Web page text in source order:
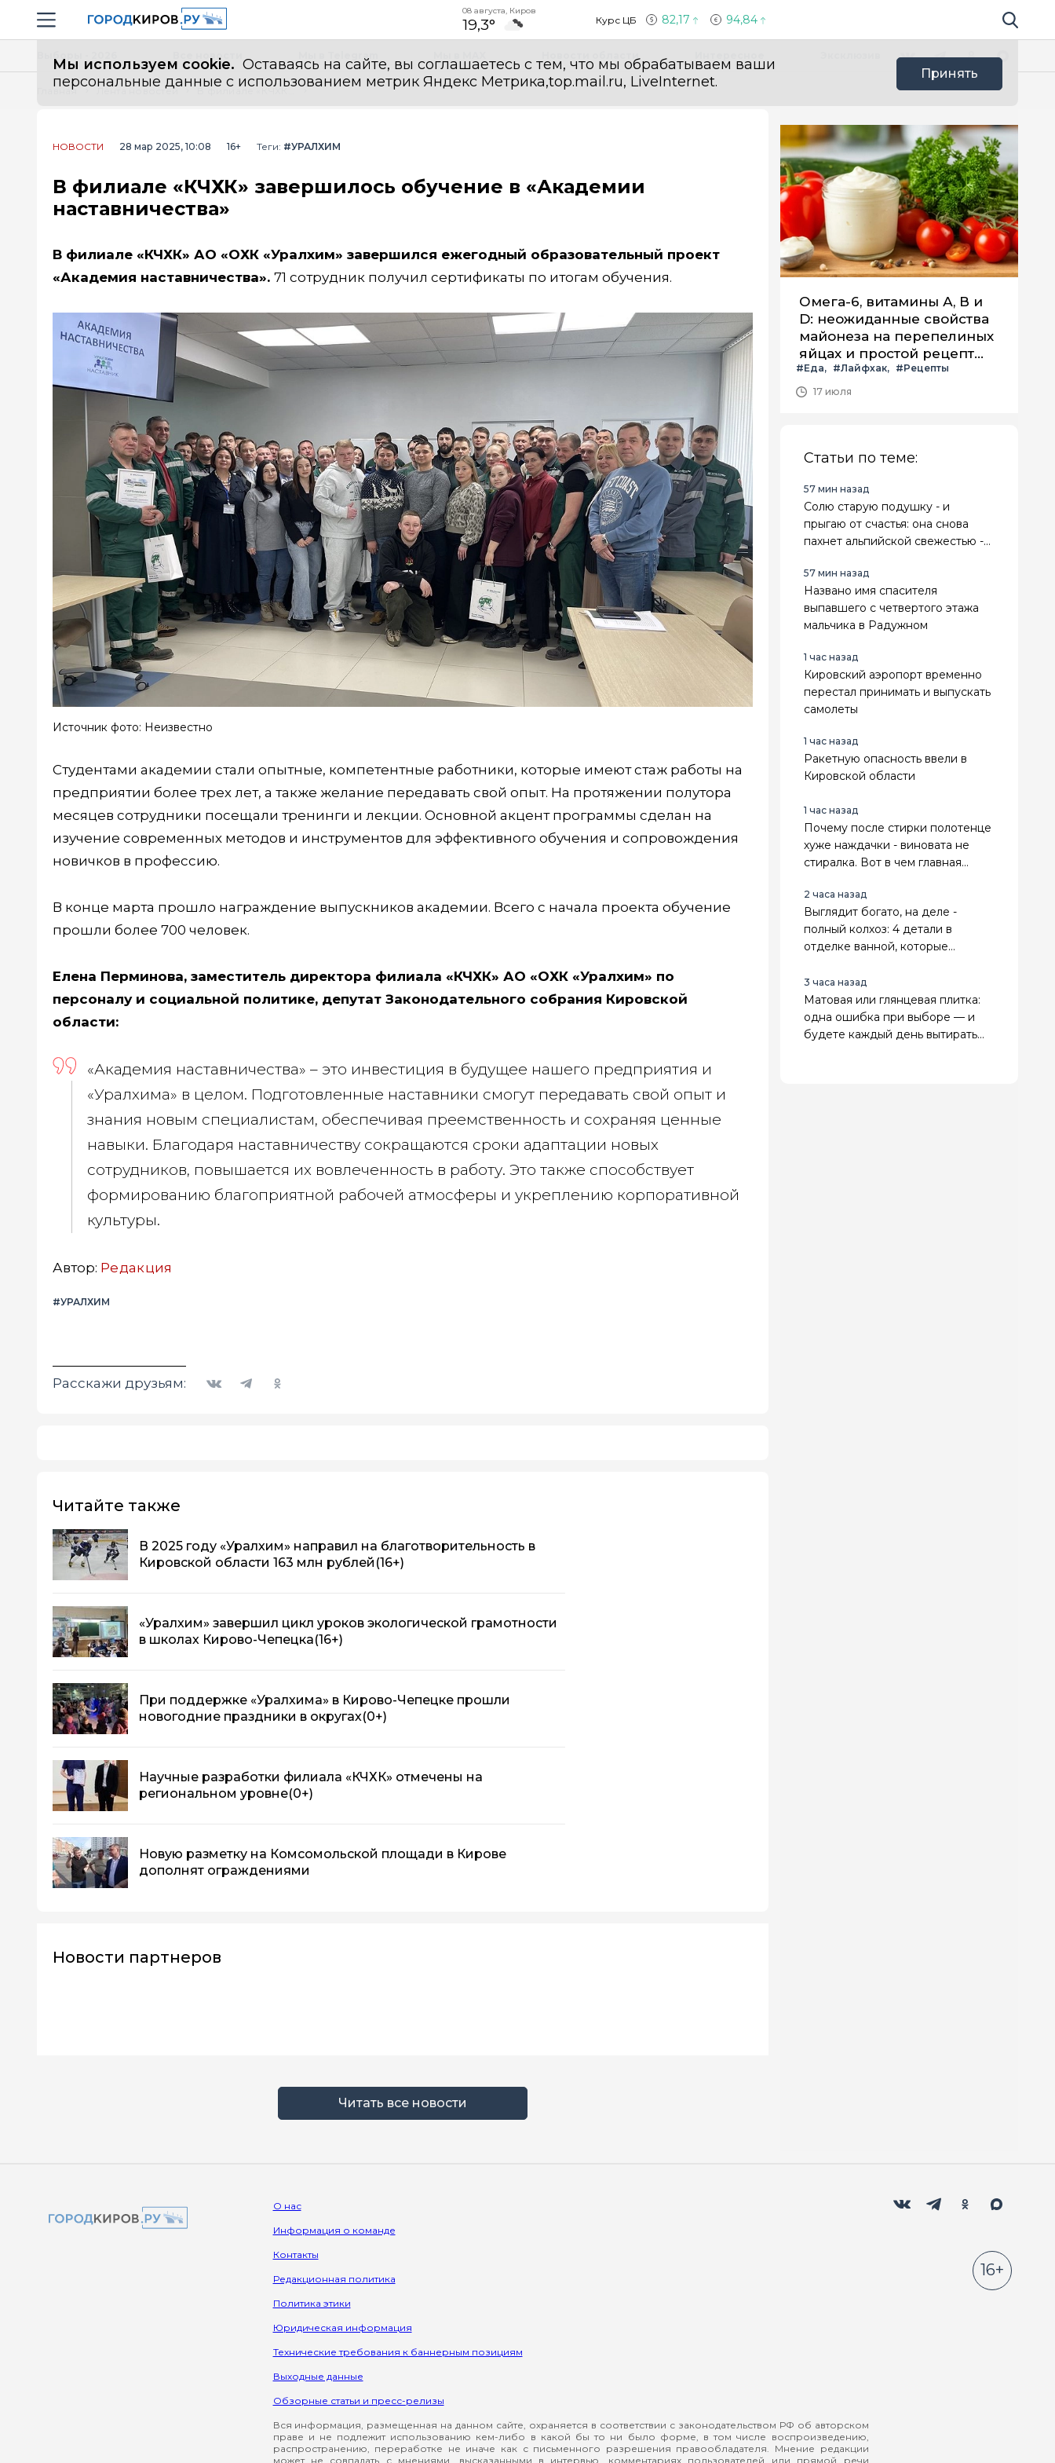
Навигация сайта
08 августа, Киров
19,3° Курс ЦБ 82,17 94,84 Поиск по
Мы используем cookie. Оставаясь на сайте, вы соглашаетесь с тем, что мы обрабатываем ваши
персональные данные с использованием метрик Яндекс Метрика,top.mail.ru, LiveInternet.
Принять
Все новости
Главная Лента новостей
НОВОСТИ 28 мар 2025, 10:08 16+ Теги: #УРАЛХИМ
В филиале «КЧХК» завершилось обучение в «Академии
наставничества»
В филиале «КЧХК» АО «ОХК «Уралхим» завершился ежегодный образовательный проект
«Академия наставничества». 71 сотрудник получил сертификаты по итогам обучения.
Источник фото: Неизвестно
Студентами академии стали опытные, компетентные работники, которые имеют стаж работы на
предприятии более трех лет, а также желание передавать свой опыт. На протяжении полутора
месяцев сотрудники посещали тренинги и лекции. Основной акцент программы сделан на
изучение современных методов и инструментов для эффективного обучения и сопровождения
новичков в профессию.
В конце марта прошло награждение выпускников академии. Всего с начала проекта обучение
прошли более 700 человек.
Елена Перминова, заместитель директора филиала «КЧХК» АО «ОХК «Уралхим» по
персоналу и социальной политике, депутат Законодательного собрания Кировской
области:
«Академия наставничества» – это инвестиция в будущее нашего предприятия и
«Уралхима» в целом. Подготовленные наставники смогут передавать свой опыт и
знания новым специалистам, обеспечивая преемственность и сохраняя ценные
навыки. Благодаря наставничеству сокращаются сроки адаптации новых
сотрудников, повышается их вовлеченность в работу. Это также способствует
формированию благоприятной рабочей атмосферы и укреплению корпоративной
культуры.
Автор: Редакция
#УРАЛХИМ
Расскажи друзьям:
Читайте также
В 2025 году «Уралхим» направил на благотворительность в
Кировской области 163 млн рублей (16+)
«Уралхим» завершил цикл уроков экологической грамотности
в школах Кирово-Чепецка(16+)
При поддержке «Уралхима» в Кирово-Чепецке прошли
новогодние праздники в округах(0+)
Научные разработки филиала «КЧХК» отмечены на
региональном уровне(0+)
Новую разметку на Комсомольской площади в Кирове
дополнят ограждениями
Новости партнеров
Читать все новости
Омега-6, витамины А, В и
D: неожиданные свойства
майонеза на перепелиных
яйцах и простой рецепт
летнего салата с ним
#Еда #Лайфхак
#Рецепты
17 июля
Статьи по теме:
57 мин назад
Солю старую подушку - и
прыгаю от счастья: она снова
пахнет альпийской свежестью -
без стирки
57 мин назад
Названо имя спасителя
выпавшего с четвертого этажа
мальчика в Радужном
1 час назад
Кировский аэропорт временно
перестал принимать и выпускать
самолеты
1 час назад
Ракетную опасность ввели в
Кировской области
1 час назад
Почему после стирки полотенце
хуже наждачки - виновата не
стиралка. Вот в чем главная
2 часа назад
Выглядит богато, на деле -
полный колхоз: 4 детали в
отделке ванной, которые
ремонт
3 часа назад
Матовая или глянцевая плитка:
одна ошибка при выборе — и
будете каждый день вытирать
О нас
Информация о команде
Контакты
Редакционная политика
Политика этики
Юридическая информация
Технические требования к баннерным позициям
Выходные данные
Обзорные статьи и пресс-релизы
Вся информация, размещенная на данном сайте, охраняется в соответствии с законодательством РФ об авторском
праве и не подлежит использованию кем-либо в какой бы то ни было форме, в том числе воспроизведению,
распространению, переработке не иначе как с письменного разрешения правообладателя. Мнение редакции
может не совпадать с мнениями, высказанными в интервью, комментариях пользователей или прямой речи
16+